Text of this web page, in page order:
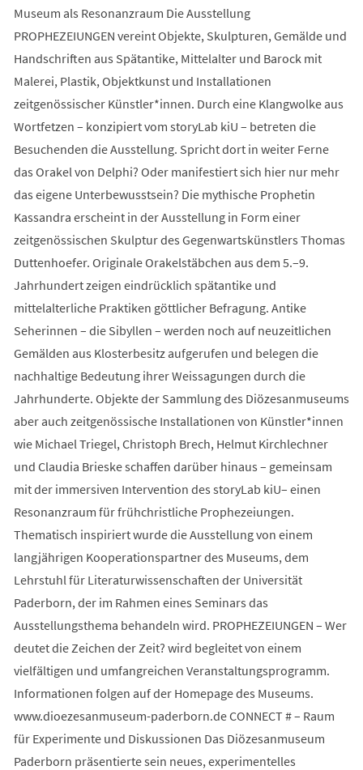
Museum als Resonanzraum Die Ausstellung
PROPHEZEIUNGEN vereint Objekte, Skulpturen, Gemälde und
Handschriften aus Spätantike, Mittelalter und Barock mit
Malerei, Plastik, Objektkunst und Installationen
zeitgenössischer Künstler*innen. Durch eine Klangwolke aus
Wortfetzen – konzipiert vom storyLab kiU – betreten die
Besuchenden die Ausstellung. Spricht dort in weiter Ferne
das Orakel von Delphi? Oder manifestiert sich hier nur mehr
das eigene Unterbewusstsein? Die mythische Prophetin
Kassandra erscheint in der Ausstellung in Form einer
zeitgenössischen Skulptur des Gegenwartskünstlers Thomas
Duttenhoefer. Originale Orakelstäbchen aus dem 5.–9.
Jahrhundert zeigen eindrücklich spätantike und
mittelalterliche Praktiken göttlicher Befragung. Antike
Seherinnen – die Sibyllen – werden noch auf neuzeitlichen
Gemälden aus Klosterbesitz aufgerufen und belegen die
nachhaltige Bedeutung ihrer Weissagungen durch die
Jahrhunderte. Objekte der Sammlung des Diözesanmuseums
aber auch zeitgenössische Installationen von Künstler*innen
wie Michael Triegel, Christoph Brech, Helmut Kirchlechner
und Claudia Brieske schaffen darüber hinaus – gemeinsam
mit der immersiven Intervention des storyLab kiU– einen
Resonanzraum für frühchristliche Prophezeiungen.
Thematisch inspiriert wurde die Ausstellung von einem
langjährigen Kooperationspartner des Museums, dem
Lehrstuhl für Literaturwissenschaften der Universität
Paderborn, der im Rahmen eines Seminars das
Ausstellungsthema behandeln wird. PROPHEZEIUNGEN – Wer
deutet die Zeichen der Zeit? wird begleitet von einem
vielfältigen und umfangreichen Veranstaltungsprogramm.
Informationen folgen auf der Homepage des Museums.
www.dioezesanmuseum-paderborn.de CONNECT # – Raum
für Experimente und Diskussionen Das Diözesanmuseum
Paderborn präsentierte sein neues, experimentelles